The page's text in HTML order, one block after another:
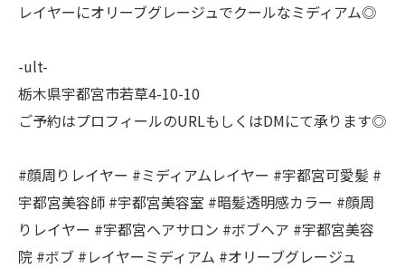
レイヤーにオリーブグレージュでクールなミディアム◎
-ult-
栃木県宇都宮市若草4-10-10
ご予約はプロフィールのURLもしくはDMにて承ります◎
#顔周りレイヤー #ミディアムレイヤー #宇都宮可愛髪 #
宇都宮美容師 #宇都宮美容室 #暗髪透明感カラー #顔周
りレイヤー #宇都宮ヘアサロン #ボブヘア #宇都宮美容
院 #ボブ #レイヤーミディアム #オリーブグレージュ